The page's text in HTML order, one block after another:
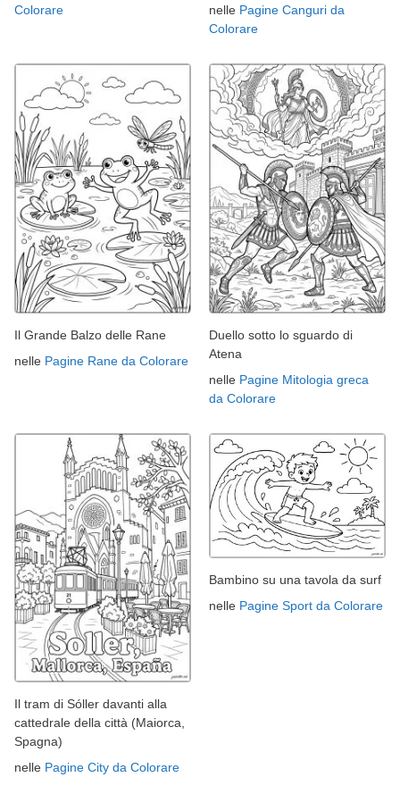
Colorare
nelle Pagine Canguri da
Colorare
Il Grande Balzo delle Rane
nelle Pagine Rane da Colorare
Duello sotto lo sguardo di
Atena
nelle Pagine Mitologia greca
da Colorare
Il tram di Sóller davanti alla
cattedrale della città (Maiorca,
Spagna)
nelle Pagine City da Colorare
Bambino su una tavola da surf
nelle Pagine Sport da Colorare